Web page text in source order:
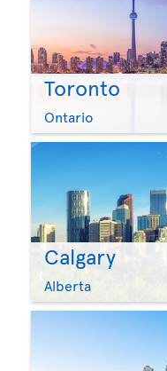
Toronto
Ontario
Calgary
Alberta